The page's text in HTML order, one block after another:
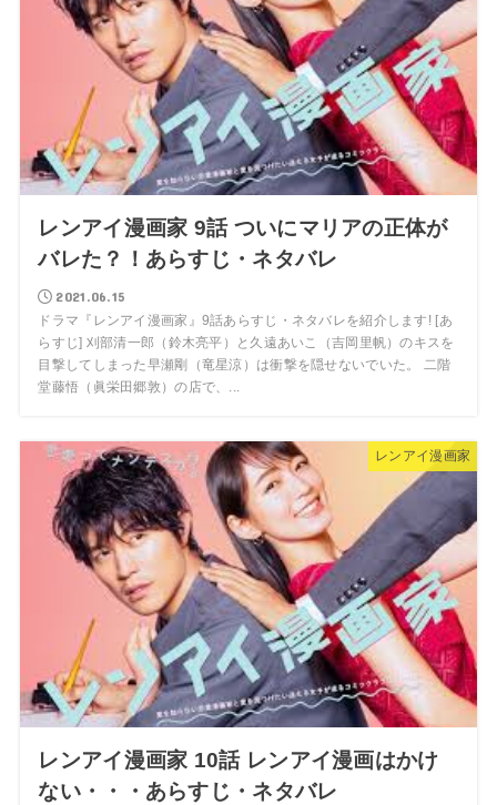
レンアイ漫画家 9話 ついにマリアの正体が
バレた？！あらすじ・ネタバレ
2021.06.15
ドラマ『レンアイ漫画家』9話あらすじ・ネタバレを紹介します! [あ
らすじ] 刈部清一郎（鈴木亮平）と久遠あいこ（吉岡里帆）のキスを
目撃してしまった早瀬剛（竜星涼）は衝撃を隠せないでいた。 二階
堂藤悟（眞栄田郷敦）の店で、...
レンアイ漫画家
レンアイ漫画家 10話 レンアイ漫画はかけ
ない・・・あらすじ・ネタバレ